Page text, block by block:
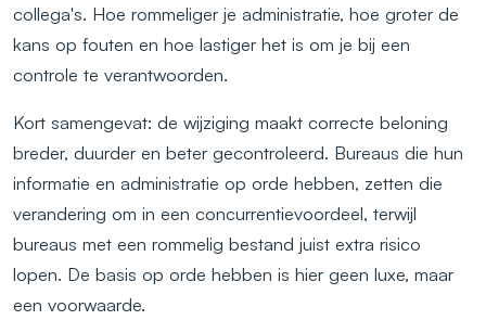
collega's. Hoe rommeliger je administratie, hoe groter de
kans op fouten en hoe lastiger het is om je bij een
controle te verantwoorden.
Kort samengevat: de wijziging maakt correcte beloning
breder, duurder en beter gecontroleerd. Bureaus die hun
informatie en administratie op orde hebben, zetten die
verandering om in een concurrentievoordeel, terwijl
bureaus met een rommelig bestand juist extra risico
lopen. De basis op orde hebben is hier geen luxe, maar
een voorwaarde.